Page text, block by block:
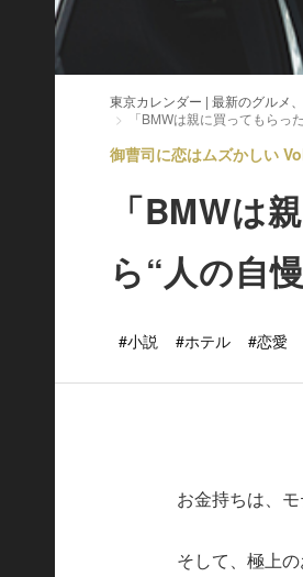
東京カレンダー | 最新のグルメ
「BMWは親に買ってもらっ
御曹司に恋はムズかしい
「BMWは
ら“人の自
#小説 #ホテル #恋愛
お金持ちは、
そして、極上